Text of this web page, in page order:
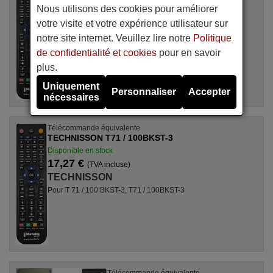
Disponible en stock
17,27 € (TVA incluse)
TECHNISSON
Télécommande équivalente
TECHNISSON T71 / 100BKST-3
Disponible en stock
17,27 € (TVA incluse)
TECHNISSON
Pour T 71 / 100 BKST-3, T71 / 100BKST-3
Nous utilisons des cookies pour améliorer
votre visite et votre expérience utilisateur sur
notre site internet. Veuillez lire notre Politique
de confidentialité et cookies pour en savoir
plus.
Uniquement
nécessaires
Personnaliser Accepter